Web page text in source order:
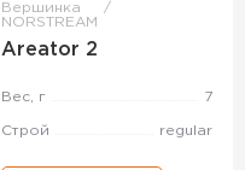
Вершинка
NORSTREAM
Areator 2
Вес, г 7
Строй regular